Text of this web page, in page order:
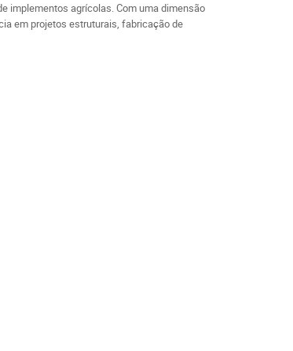
implementos agrícolas. Com uma dimensão
em projetos estruturais, fabricação de